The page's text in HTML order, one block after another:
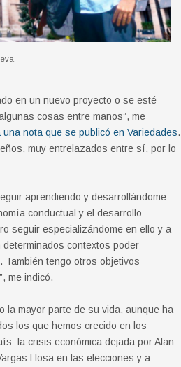
en un nuevo proyecto o se esté
cosas entre manos”, me
nota que se publicó en Variedades.
muy entrelazados entre sí, por lo
aprendiendo y desarrollándome
conductual y el desarrollo
seguir especializándome en ello y a
contextos poder
También tengo otros objetivos
me indicó.
la mayor parte de su vida, aunque ha
los que hemos crecido en los
la crisis económica dejada por Alan
Llosa en las elecciones y a